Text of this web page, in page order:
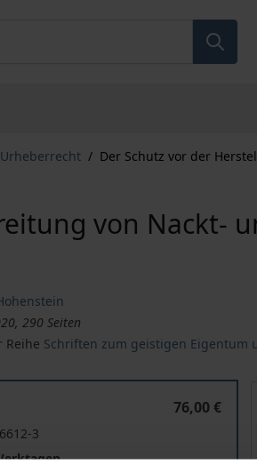
Urheberrecht / Der Schutz vor der
von Nackt-
290 Seiten
Reihe Schriften zum geistigen Eigentum
76,00 €
3